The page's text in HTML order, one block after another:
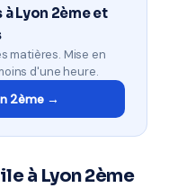
Lyon 2ème et
matières. Mise en
d'une heure.
2ème →
à Lyon 2ème